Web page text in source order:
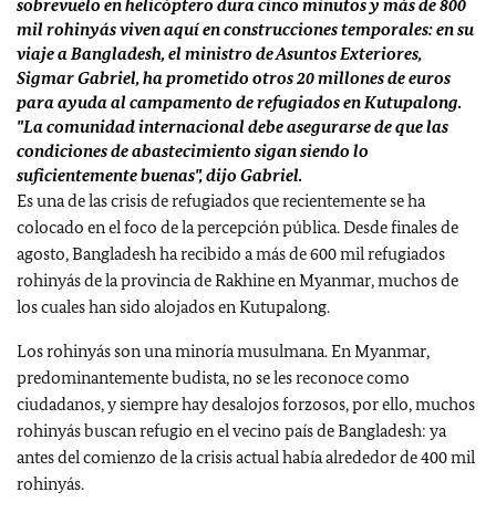
sobrevuelo en helicóptero dura cinco minutos y más de 800
mil rohinyás viven aquí en construcciones temporales: en su
viaje a Bangladesh, el ministro de Asuntos Exteriores,
Sigmar Gabriel, ha prometido otros 20 millones de euros
para ayuda al campamento de refugiados en Kutupalong.
"La comunidad internacional debe asegurarse de que las
condiciones de abastecimiento sigan siendo lo
suficientemente buenas", dijo Gabriel.
Es una de las crisis de refugiados que recientemente se ha
colocado en el foco de la percepción pública. Desde finales de
agosto, Bangladesh ha recibido a más de 600 mil refugiados
rohinyás de la provincia de Rakhine en Myanmar, muchos de
los cuales han sido alojados en Kutupalong.
Los rohinyás son una minoría musulmana. En Myanmar,
predominantemente budista, no se les reconoce como
ciudadanos, y siempre hay desalojos forzosos, por ello, muchos
rohinyás buscan refugio en el vecino país de Bangladesh: ya
antes del comienzo de la crisis actual había alrededor de 400 mil
rohinyás.